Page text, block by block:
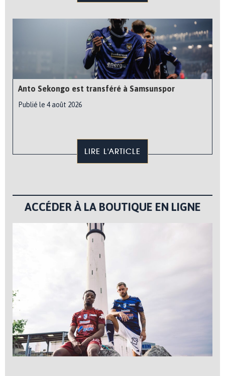
Anto Sekongo est transféré à Samsunspor
Publié le 4 août 2026
LIRE L'ARTICLE
ACCÉDER À LA BOUTIQUE EN LIGNE